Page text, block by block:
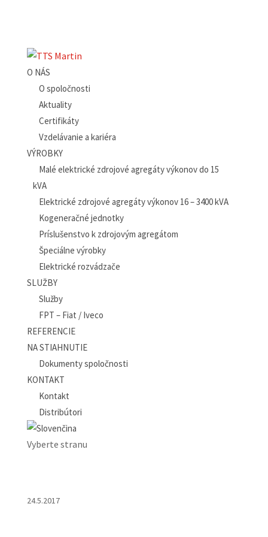
O NÁS
O spoločnosti
Aktuality
Certifikáty
Vzdelávanie a kariéra
VÝROBKY
Malé elektrické zdrojové agregáty výkonov do 15
kVA
Elektrické zdrojové agregáty výkonov 16 – 3400 kVA
Kogeneračné jednotky
Príslušenstvo k zdrojovým agregátom
Špeciálne výrobky
Elektrické rozvádzače
SLUŽBY
Služby
FPT – Fiat / Iveco
REFERENCIE
NA STIAHNUTIE
Dokumenty spoločnosti
KONTAKT
Kontakt
Distribútori
Vyberte stranu
24.5.2017